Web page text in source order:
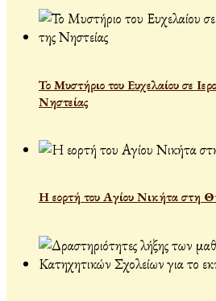
Το Μυστήριο του Ευχελαίου σε
Νηστείας
Η εορτή του Αγίου Νικήτα στη